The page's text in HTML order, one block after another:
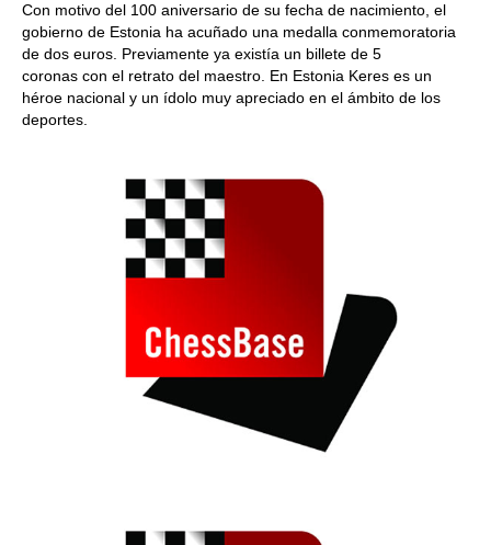
Con motivo del 100 aniversario de su fecha de nacimiento, el
gobierno de Estonia ha acuñado una medalla conmemoratoria
de dos euros. Previamente ya existía un billete de 5
coronas con el retrato del maestro. En Estonia Keres es un
héroe nacional y un ídolo muy apreciado en el ámbito de los
deportes.